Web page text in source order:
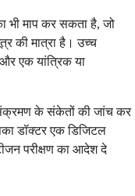
भी माप कर सकता है, जो
की मात्रा है। उच्च
और एक यांत्रिक या
संक्रमण के संकेतों की जांच कर
डॉक्टर एक डिजिटल
परीक्षण का आदेश दे